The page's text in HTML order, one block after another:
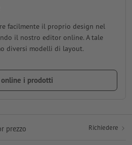
facilmente il proprio design nel
il nostro editor online. A tale
diversi modelli di layout.
online i prodotti
prezzo Richiedere